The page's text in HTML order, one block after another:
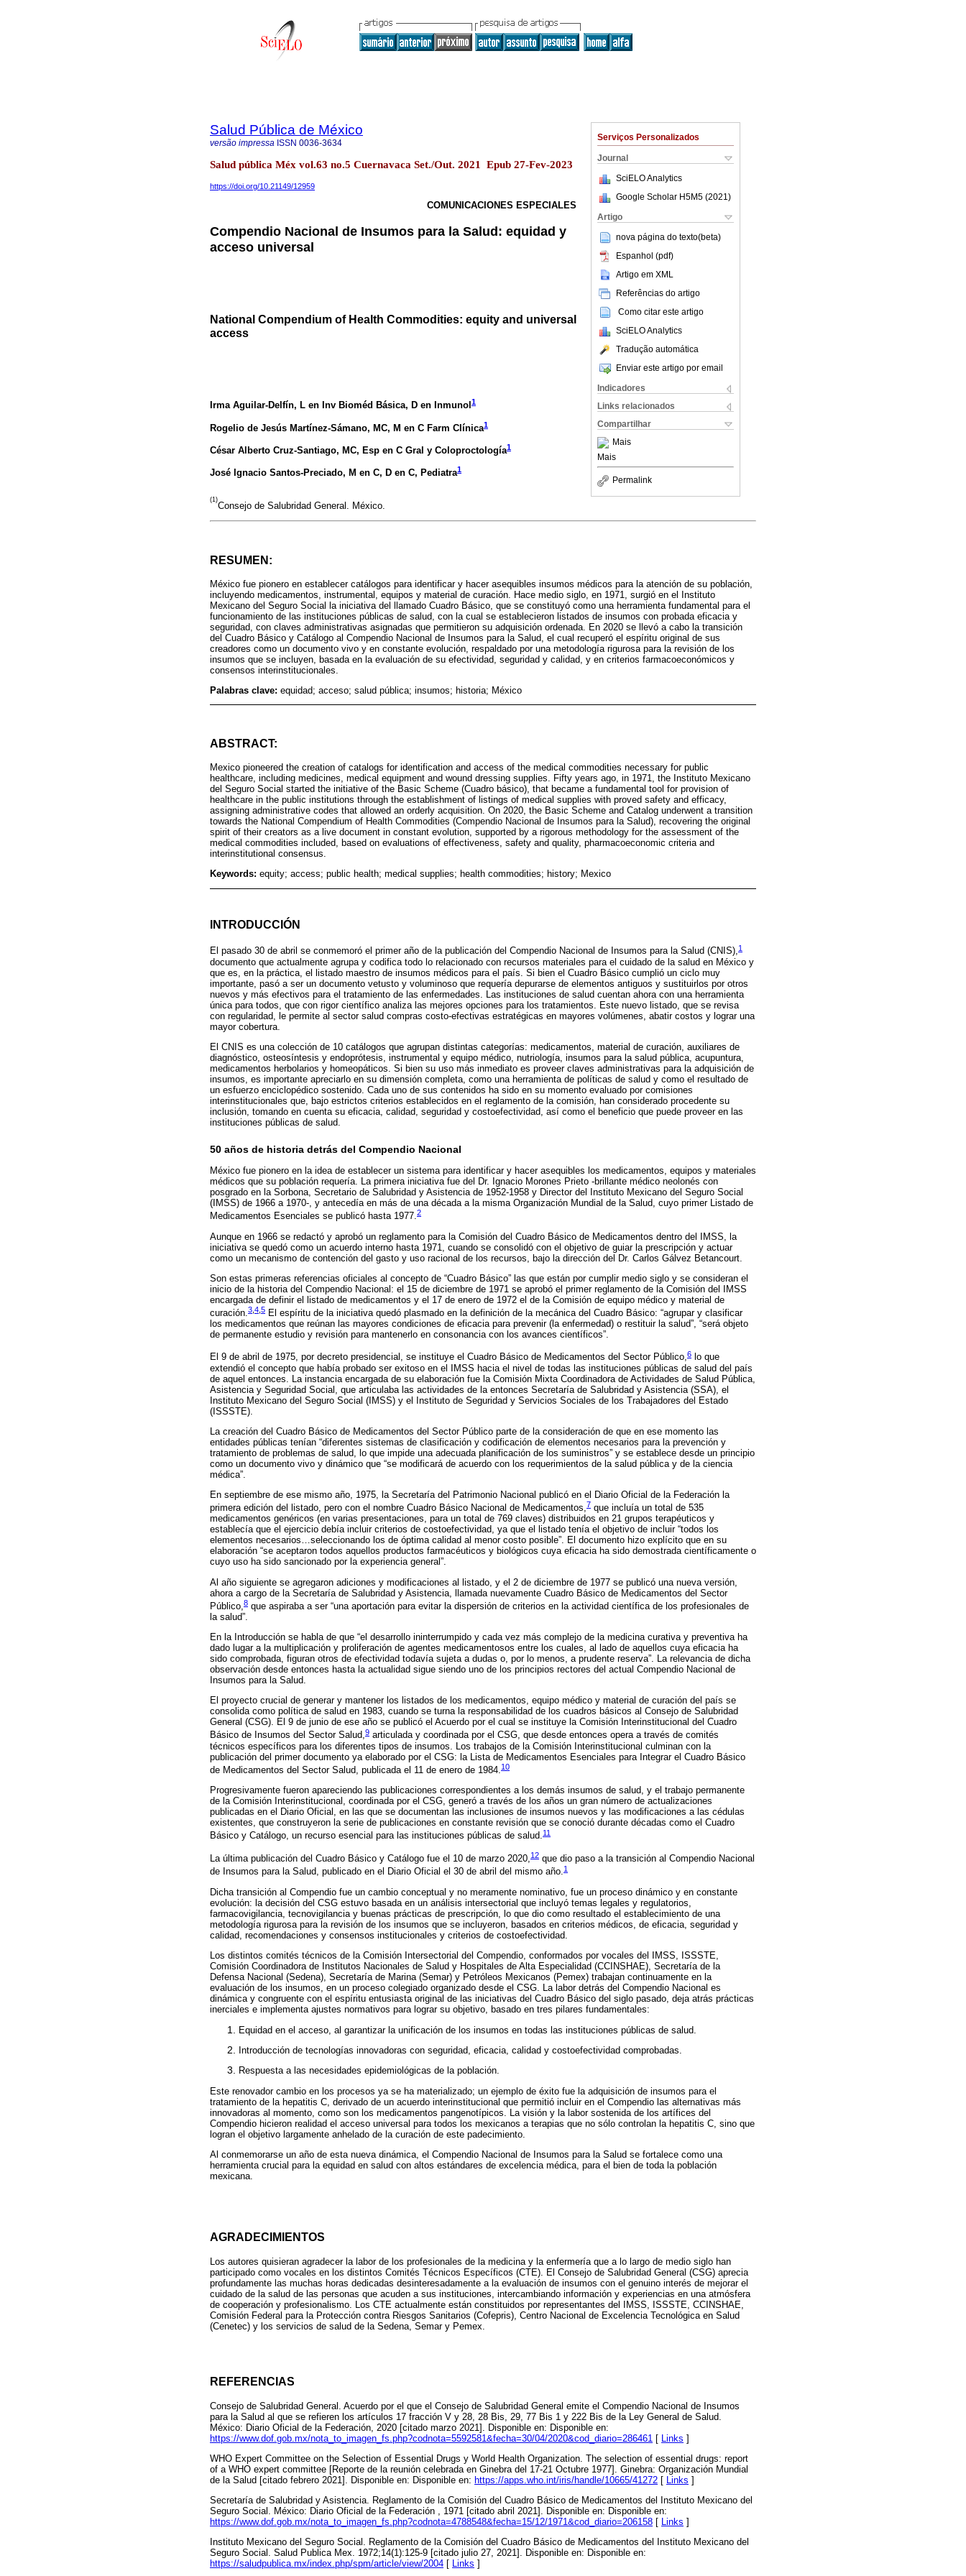
Serviços Personalizados
Journal
SciELO Analytics
Google Scholar H5M5 (2021 )
Artigo
nova página do texto(beta)
Espanhol (pdf)
Artigo em XML
Referências do artigo
Como citar este artigo
SciELO Analytics
Tradução automática
Enviar este artigo por email
Indicadores
Links relacionados
Compartilhar
Mais
Mais
Permalink
Salud Pública de México
versão impressa ISSN 0036-3634
Salud pública Méx vol.63 no.5 Cuernavaca Set./Out. 2021 Epub 27-Fev-2023
https://doi.org/10.21149/12959
COMUNICACIONES ESPECIALES
Compendio Nacional de Insumos para la Salud: equidad y
acceso universal
National Compendium of Health Commodities: equity and universal
access
Irma Aguilar-Delfín, L en Inv Bioméd Básica, D en Inmunol 1
Rogelio de Jesús Martínez-Sámano, MC, M en C Farm Clínica1
César Alberto Cruz-Santiago, MC, Esp en C Gral y Coloproctología1
José Ignacio Santos-Preciado, M en C, D en C, Pediatra1
(1)
Consejo de Salubridad General. México.
RESUMEN:
México fue pionero en establecer catálogos para identificar y hacer asequibles insumos médicos para la atención de su población,
incluyendo medicamentos, instrumental, equipos y material de curación. Hace medio siglo, en 1971, surgió en el Instituto
Mexicano del Seguro Social la iniciativa del llamado Cuadro Básico, que se constituyó como una herramienta fundamental para el
funcionamiento de las instituciones públicas de salud, con la cual se establecieron listados de insumos con probada eficacia y
seguridad, con claves administrativas asignadas que permitieron su adquisición ordenada. En 2020 se llevó a cabo la transición
del Cuadro Básico y Catálogo al Compendio Nacional de Insumos para la Salud, el cual recuperó el espíritu original de sus
creadores como un documento vivo y en constante evolución, respaldado por una metodología rigurosa para la revisión de los
insumos que se incluyen, basada en la evaluación de su efectividad, seguridad y calidad, y en criterios farmacoeconómicos y
consensos interinstitucionales.
Palabras clave: equidad; acceso; salud pública; insumos; historia; México
ABSTRACT:
Mexico pioneered the creation of catalogs for identification and access of the medical commodities necessary for public
healthcare, including medicines, medical equipment and wound dressing supplies. Fifty years ago, in 1971, the Instituto Mexicano
del Seguro Social started the initiative of the Basic Scheme (Cuadro básico), that became a fundamental tool for provision of
healthcare in the public institutions through the establishment of listings of medical supplies with proved safety and efficacy,
assigning administrative codes that allowed an orderly acquisition. On 2020, the Basic Scheme and Catalog underwent a transition
towards the National Compendium of Health Commodities (Compendio Nacional de Insumos para la Salud), recovering the original
spirit of their creators as a live document in constant evolution, supported by a rigorous methodology for the assessment of the
medical commodities included, based on evaluations of effectiveness, safety and quality, pharmacoeconomic criteria and
interinstitutional consensus.
Keywords: equity; access; public health; medical supplies; health commodities; history; Mexico
INTRODUCCIÓN
El pasado 30 de abril se conmemoró el primer año de la publicación del Compendio Nacional de Insumos para la Salud (CNIS),1
documento que actualmente agrupa y codifica todo lo relacionado con recursos materiales para el cuidado de la salud en México y
que es, en la práctica, el listado maestro de insumos médicos para el país. Si bien el Cuadro Básico cumplió un ciclo muy
importante, pasó a ser un documento vetusto y voluminoso que requería depurarse de elementos antiguos y sustituirlos por otros
nuevos y más efectivos para el tratamiento de las enfermedades. Las instituciones de salud cuentan ahora con una herramienta
única para todos, que con rigor científico analiza las mejores opciones para los tratamientos. Este nuevo listado, que se revisa
con regularidad, le permite al sector salud compras costo-efectivas estratégicas en mayores volúmenes, abatir costos y lograr una
mayor cobertura.
El CNIS es una colección de 10 catálogos que agrupan distintas categorías: medicamentos, material de curación, auxiliares de
diagnóstico, osteosíntesis y endoprótesis, instrumental y equipo médico, nutriología, insumos para la salud pública, acupuntura,
medicamentos herbolarios y homeopáticos. Si bien su uso más inmediato es proveer claves administrativas para la adquisición de
insumos, es importante apreciarlo en su dimensión completa, como una herramienta de políticas de salud y como el resultado de
un esfuerzo enciclopédico sostenido. Cada uno de sus contenidos ha sido en su momento evaluado por comisiones
interinstitucionales que, bajo estrictos criterios establecidos en el reglamento de la comisión, han considerado procedente su
inclusión, tomando en cuenta su eficacia, calidad, seguridad y costoefectividad, así como el beneficio que puede proveer en las
instituciones públicas de salud.
50 años de historia detrás del Compendio Nacional
México fue pionero en la idea de establecer un sistema para identificar y hacer asequibles los medicamentos, equipos y materiales
médicos que su población requería. La primera iniciativa fue del Dr. Ignacio Morones Prieto -brillante médico neolonés con
posgrado en la Sorbona, Secretario de Salubridad y Asistencia de 1952-1958 y Director del Instituto Mexicano del Seguro Social
(IMSS) de 1966 a 1970-, y antecedía en más de una década a la misma Organización Mundial de la Salud, cuyo primer Listado de
Medicamentos Esenciales se publicó hasta 1977.2
Aunque en 1966 se redactó y aprobó un reglamento para la Comisión del Cuadro Básico de Medicamentos dentro del IMSS, la
iniciativa se quedó como un acuerdo interno hasta 1971, cuando se consolidó con el objetivo de guiar la prescripción y actuar
como un mecanismo de contención del gasto y uso racional de los recursos, bajo la dirección del Dr. Carlos Gálvez Betancourt.
Son estas primeras referencias oficiales al concepto de “Cuadro Básico” las que están por cumplir medio siglo y se consideran el
inicio de la historia del Compendio Nacional: el 15 de diciembre de 1971 se aprobó el primer reglamento de la Comisión del IMSS
encargada de definir el listado de medicamentos y el 17 de enero de 1972 el de la Comisión de equipo médico y material de
curación.3 4 5 El espíritu de la iniciativa quedó plasmado en la definición de la mecánica del Cuadro Básico: “agrupar y clasificar
los medicamentos que reúnan las mayores condiciones de eficacia para prevenir (la enfermedad) o restituir la salud”, “será objeto
de permanente estudio y revisión para mantenerlo en consonancia con los avances científicos”.
El 9 de abril de 1975, por decreto presidencial, se instituye el Cuadro Básico de Medicamentos del Sector Público,6 lo que
extendió el concepto que había probado ser exitoso en el IMSS hacia el nivel de todas las instituciones públicas de salud del país
de aquel entonces. La instancia encargada de su elaboración fue la Comisión Mixta Coordinadora de Actividades de Salud Pública,
Asistencia y Seguridad Social, que articulaba las actividades de la entonces Secretaría de Salubridad y Asistencia (SSA), el
Instituto Mexicano del Seguro Social (IMSS) y el Instituto de Seguridad y Servicios Sociales de los Trabajadores del Estado
(ISSSTE).
La creación del Cuadro Básico de Medicamentos del Sector Público parte de la consideración de que en ese momento las
entidades públicas tenían “diferentes sistemas de clasificación y codificación de elementos necesarios para la prevención y
tratamiento de problemas de salud, lo que impide una adecuada planificación de los suministros” y se establece desde un principio
como un documento vivo y dinámico que “se modificará de acuerdo con los requerimientos de la salud pública y de la ciencia
médica”.
En septiembre de ese mismo año, 1975, la Secretaría del Patrimonio Nacional publicó en el Diario Oficial de la Federación la
primera edición del listado, pero con el nombre Cuadro Básico Nacional de Medicamentos,7 que incluía un total de 535
medicamentos genéricos (en varias presentaciones, para un total de 769 claves) distribuidos en 21 grupos terapéuticos y
establecía que el ejercicio debía incluir criterios de costoefectividad, ya que el listado tenía el objetivo de incluir “todos los
elementos necesarios…seleccionando los de óptima calidad al menor costo posible”. El documento hizo explícito que en su
elaboración “se aceptaron todos aquellos productos farmacéuticos y biológicos cuya eficacia ha sido demostrada científicamente o
cuyo uso ha sido sancionado por la experiencia general”.
Al año siguiente se agregaron adiciones y modificaciones al listado, y el 2 de diciembre de 1977 se publicó una nueva versión,
ahora a cargo de la Secretaría de Salubridad y Asistencia, llamada nuevamente Cuadro Básico de Medicamentos del Sector
Público,8 que aspiraba a ser “una aportación para evitar la dispersión de criterios en la actividad científica de los profesionales de
la salud”.
En la Introducción se habla de que “el desarrollo ininterrumpido y cada vez más complejo de la medicina curativa y preventiva ha
dado lugar a la multiplicación y proliferación de agentes medicamentosos entre los cuales, al lado de aquellos cuya eficacia ha
sido comprobada, figuran otros de efectividad todavía sujeta a dudas o, por lo menos, a prudente reserva”. La relevancia de dicha
observación desde entonces hasta la actualidad sigue siendo uno de los principios rectores del actual Compendio Nacional de
Insumos para la Salud.
El proyecto crucial de generar y mantener los listados de los medicamentos, equipo médico y material de curación del país se
consolida como política de salud en 1983, cuando se turna la responsabilidad de los cuadros básicos al Consejo de Salubridad
General (CSG). El 9 de junio de ese año se publicó el Acuerdo por el cual se instituye la Comisión Interinstitucional del Cuadro
Básico de Insumos del Sector Salud,9 articulada y coordinada por el CSG, que desde entonces opera a través de comités
técnicos específicos para los diferentes tipos de insumos. Los trabajos de la Comisión Interinstitucional culminan con la
publicación del primer documento ya elaborado por el CSG: la Lista de Medicamentos Esenciales para Integrar el Cuadro Básico
de Medicamentos del Sector Salud, publicada el 11 de enero de 1984.10
Progresivamente fueron apareciendo las publicaciones correspondientes a los demás insumos de salud, y el trabajo permanente
de la Comisión Interinstitucional, coordinada por el CSG, generó a través de los años un gran número de actualizaciones
publicadas en el Diario Oficial, en las que se documentan las inclusiones de insumos nuevos y las modificaciones a las cédulas
existentes, que construyeron la serie de publicaciones en constante revisión que se conoció durante décadas como el Cuadro
Básico y Catálogo, un recurso esencial para las instituciones públicas de salud.11
La última publicación del Cuadro Básico y Catálogo fue el 10 de marzo 2020,12 que dio paso a la transición al Compendio Nacional
de Insumos para la Salud, publicado en el Diario Oficial el 30 de abril del mismo año.1
Dicha transición al Compendio fue un cambio conceptual y no meramente nominativo, fue un proceso dinámico y en constante
evolución: la decisión del CSG estuvo basada en un análisis intersectorial que incluyó temas legales y regulatorios,
farmacovigilancia, tecnovigilancia y buenas prácticas de prescripción, lo que dio como resultado el establecimiento de una
metodología rigurosa para la revisión de los insumos que se incluyeron, basados en criterios médicos, de eficacia, seguridad y
calidad, recomendaciones y consensos institucionales y criterios de costoefectividad.
Los distintos comités técnicos de la Comisión Intersectorial del Compendio, conformados por vocales del IMSS, ISSSTE,
Comisión Coordinadora de Institutos Nacionales de Salud y Hospitales de Alta Especialidad (CCINSHAE), Secretaría de la
Defensa Nacional (Sedena), Secretaría de Marina (Semar) y Petróleos Mexicanos (Pemex) trabajan continuamente en la
evaluación de los insumos, en un proceso colegiado organizado desde el CSG. La labor detrás del Compendio Nacional es
dinámica y congruente con el espíritu entusiasta original de las iniciativas del Cuadro Básico del siglo pasado, deja atrás prácticas
inerciales e implementa ajustes normativos para lograr su objetivo, basado en tres pilares fundamentales:
Equidad en el acceso, al garantizar la unificación de los insumos en todas las instituciones públicas de salud.
Introducción de tecnologías innovadoras con seguridad, eficacia, calidad y costoefectividad comprobadas.
Respuesta a las necesidades epidemiológicas de la población.
Este renovador cambio en los procesos ya se ha materializado; un ejemplo de éxito fue la adquisición de insumos para el
tratamiento de la hepatitis C, derivado de un acuerdo interinstitucional que permitió incluir en el Compendio las alternativas más
innovadoras al momento, como son los medicamentos pangenotípicos. La visión y la labor sostenida de los artífices del
Compendio hicieron realidad el acceso universal para todos los mexicanos a terapias que no sólo controlan la hepatitis C, sino que
logran el objetivo largamente anhelado de la curación de este padecimiento.
Al conmemorarse un año de esta nueva dinámica, el Compendio Nacional de Insumos para la Salud se fortalece como una
herramienta crucial para la equidad en salud con altos estándares de excelencia médica, para el bien de toda la población
mexicana.
AGRADECIMIENTOS
Los autores quisieran agradecer la labor de los profesionales de la medicina y la enfermería que a lo largo de medio siglo han
participado como vocales en los distintos Comités Técnicos Específicos (CTE). El Consejo de Salubridad General (CSG) aprecia
profundamente las muchas horas dedicadas desinteresadamente a la evaluación de insumos con el genuino interés de mejorar el
cuidado de la salud de las personas que acuden a sus instituciones, intercambiando información y experiencias en una atmósfera
de cooperación y profesionalismo. Los CTE actualmente están constituidos por representantes del IMSS, ISSSTE, CCINSHAE,
Comisión Federal para la Protección contra Riesgos Sanitarios (Cofepris), Centro Nacional de Excelencia Tecnológica en Salud
(Cenetec) y los servicios de salud de la Sedena, Semar y Pemex.
REFERENCIAS
Consejo de Salubridad General. Acuerdo por el que el Consejo de Salubridad General emite el Compendio Nacional de Insumos
para la Salud al que se refieren los artículos 17 fracción V y 28, 28 Bis, 29, 77 Bis 1 y 222 Bis de la Ley General de Salud.
México: Diario Oficial de la Federación, 2020 [citado marzo 2021]. Disponible en: Disponible en:
https://www.dof.gob.mx/nota_to_imagen_fs.php?codnota=5592581&fecha=30/04/2020&cod_diario=286461 [ Links ]
WHO Expert Committee on the Selection of Essential Drugs y World Health Organization. The selection of essential drugs: report
of a WHO expert committee [Reporte de la reunión celebrada en Ginebra del 17-21 Octubre 1977]. Ginebra: Organización Mundial
de la Salud [citado febrero 2021]. Disponible en: Disponible en: https://apps.who.int/iris/handle/10665/41272 [ Links ]
Secretaría de Salubridad y Asistencia. Reglamento de la Comisión del Cuadro Básico de Medicamentos del Instituto Mexicano del
Seguro Social. México: Diario Oficial de la Federación , 1971 [citado abril 2021]. Disponible en: Disponible en:
https://www.dof.gob.mx/nota_to_imagen_fs.php?codnota=4788548&fecha=15/12/1971&cod_diario=206158 [ Links ]
Instituto Mexicano del Seguro Social. Reglamento de la Comisión del Cuadro Básico de Medicamentos del Instituto Mexicano del
Seguro Social. Salud Publica Mex. 1972;14(1):125-9 [citado julio 27, 2021]. Disponible en: Disponible en:
https://saludpublica.mx/index.php/spm/article/view/2004 [ Links ]